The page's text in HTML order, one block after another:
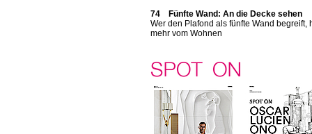
74 Fünfte Wand: An die Decke sehen
Wer den Plafond als fünfte Wand begreift,
mehr vom Wohnen